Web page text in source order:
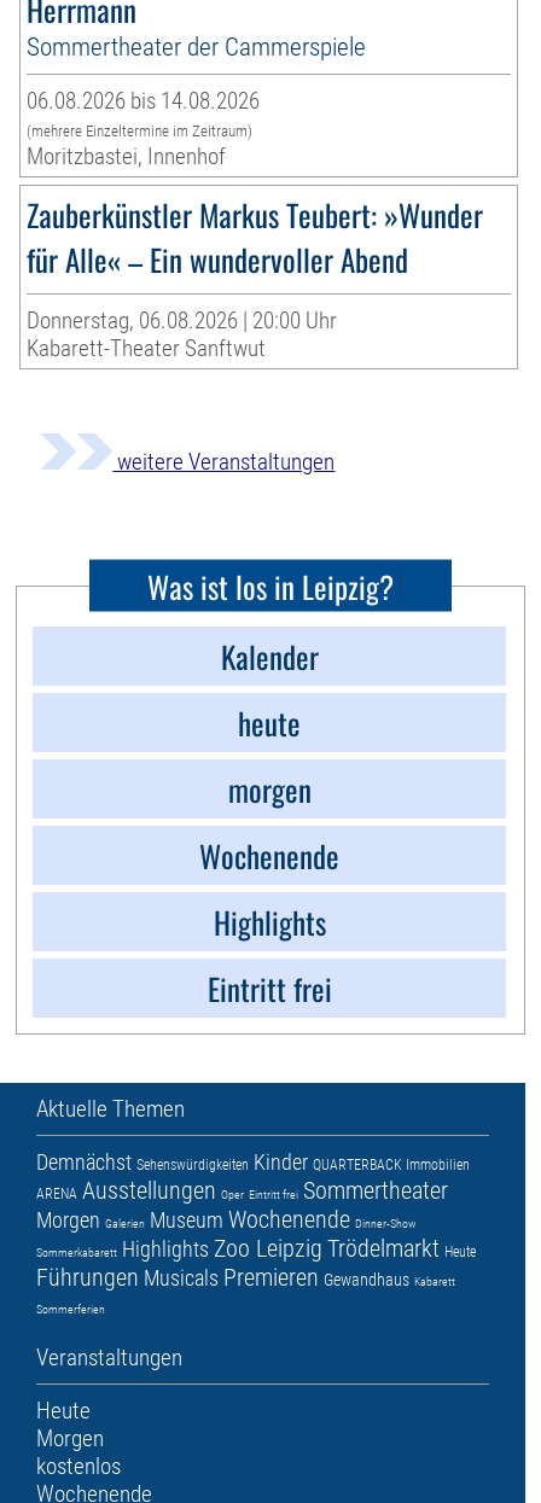
Herrmann
Sommertheater der Cammerspiele
06.08.2026 bis 14.08.2026
(mehrere Einzeltermine im Zeitraum)
Moritzbastei, Innenhof
Zauberkünstler Markus Teubert: »Wunder
für Alle« – Ein wundervoller Abend
Donnerstag, 06.08.2026 | 20:00 Uhr
Kabarett-Theater Sanftwut
weitere Veranstaltungen
Was ist los in Leipzig?
Kalender
heute
morgen
Wochenende
Highlights
Eintritt frei
Aktuelle Themen
Demnächst Sehenswürdigkeiten Kinder QUARTERBACK Immobilien
ARENA Ausstellungen Oper Eintritt frei Sommertheater
Morgen Galerien Museum Wochenende Dinner-Show
Sommerkabarett Highlights Zoo Leipzig Trödelmarkt Heute
Führungen Musicals Premieren Gewandhaus Kabarett
Sommerferien
Veranstaltungen
Heute
Morgen
kostenlos
Wochenende